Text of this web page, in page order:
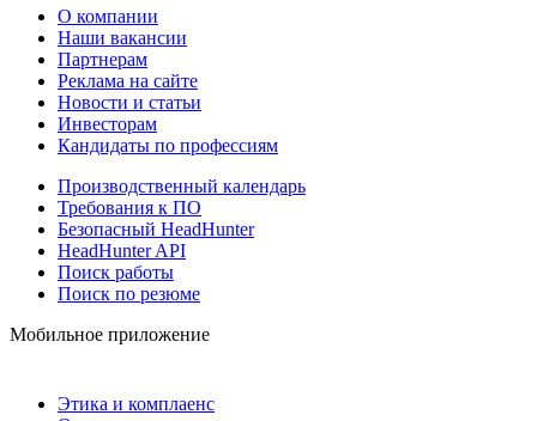
О компании
Наши вакансии
Партнерам
Реклама на сайте
Новости и статьи
Инвесторам
Кандидаты по профессиям
Производственный календарь
Требования к ПО
Безопасный HeadHunter
HeadHunter API
Поиск работы
Поиск по резюме
Мобильное приложение
Этика и комплаенс